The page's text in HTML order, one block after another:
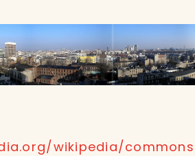
wikipedia/